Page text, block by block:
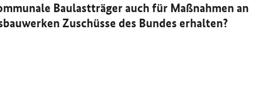
Baulastträger auch für Maßnahmen an
Zuschüsse des Bundes erhalten?